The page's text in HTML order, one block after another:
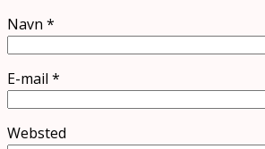
Navn *
E-mail *
Websted